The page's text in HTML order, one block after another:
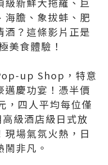
海膽、象拔蚌、肥
酒？這條影片正是
美食體驗！
up Shop，特意
邁慶功宴！憑半價
，四人平均每位僅
級酒店級日式放
場氣氛火熱，日
非凡。